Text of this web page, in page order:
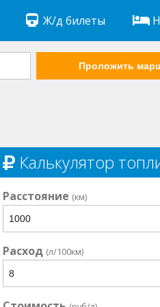
Ж/д билеты
Проложить
Калькулятор
Расстояние (км)
Расход (л/100км)